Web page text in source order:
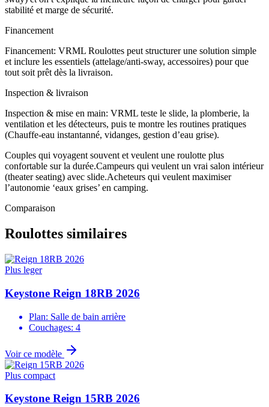
stabilité et marge de sécurité.
Financement
Financement: VRML Roulottes peut structurer une solution simple
et inclure les essentiels (attelage/anti-sway, accessoires) pour que
tout soit prêt dès la livraison.
Inspection & livraison
Inspection & mise en main: VRML teste le slide, la plomberie, la
ventilation et les détecteurs, puis te montre les routines pratiques
(Chauffe-eau instantanné, vidanges, gestion d’eau grise).
Couples qui voyagent souvent et veulent une roulotte plus
confortable sur la durée.Campeurs qui veulent un vrai salon intérieur
(theater seating) avec slide.Acheteurs qui veulent maximiser
l’autonomie ‘eaux grises’ en camping.
Comparaison
Roulottes similaires
Plus leger
Keystone Reign 18RB 2026
Plan: Salle de bain arrière
Couchages: 4
Voir ce modèle
Plus compact
Keystone Reign 15RB 2026